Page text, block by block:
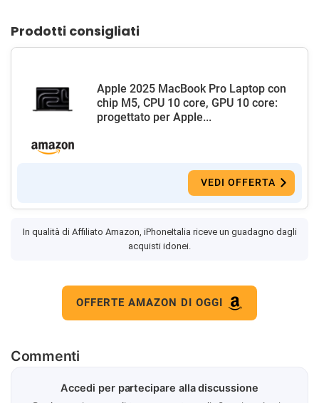
Prodotti consigliati
Apple 2025 MacBook Pro Laptop con
chip M5, CPU 10 core, GPU 10 core:
progettato per Apple...
VEDI OFFERTA
In qualità di Affiliato Amazon, iPhoneItalia riceve un guadagno dagli
acquisti idonei.
OFFERTE AMAZON DI OGGI
Commenti
Accedi per partecipare alla discussione